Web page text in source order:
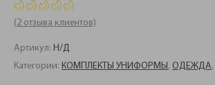
(2 отзыва клиентов)
Артикул: Н/Д
Категории: КОМПЛЕКТЫ УНИФОРМЫ, ОДЕЖДА,